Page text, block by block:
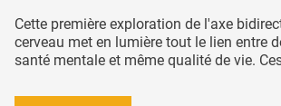
Cette première exploration de l'axe
cerveau met en lumière tout le lien entre
santé mentale et même qualité de vie.